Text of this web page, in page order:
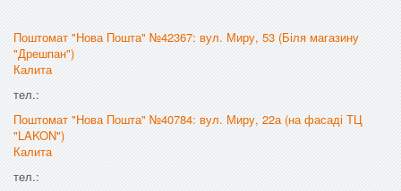
Поштомат "Нова Пошта" №42367: вул. Миру, 53 (Біля магазину
"Дрешпан")
Калита
тел.:
Поштомат "Нова Пошта" №40784: вул. Миру, 22а (на фасаді ТЦ
"LAKON")
Калита
тел.: